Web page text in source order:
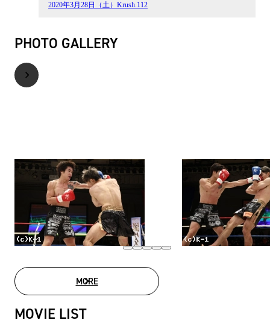
2020年3月28日（土）Krush.112
PHOTO GALLERY
MOREPHOTO GALLERY
MOVIE LIST